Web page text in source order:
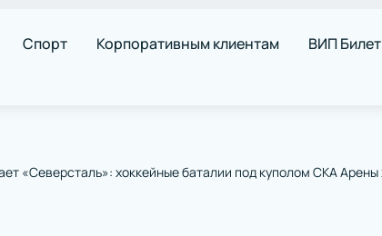
Спорт Корпоративным клиентам ВИП
«Северсталь»: хоккейные баталии под куполом СКА Арены